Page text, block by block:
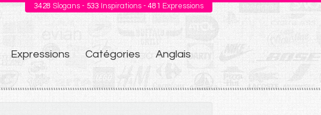
3428 Slogans - 533 Inspirations - 481 Expressions
Expressions Catégories Anglais